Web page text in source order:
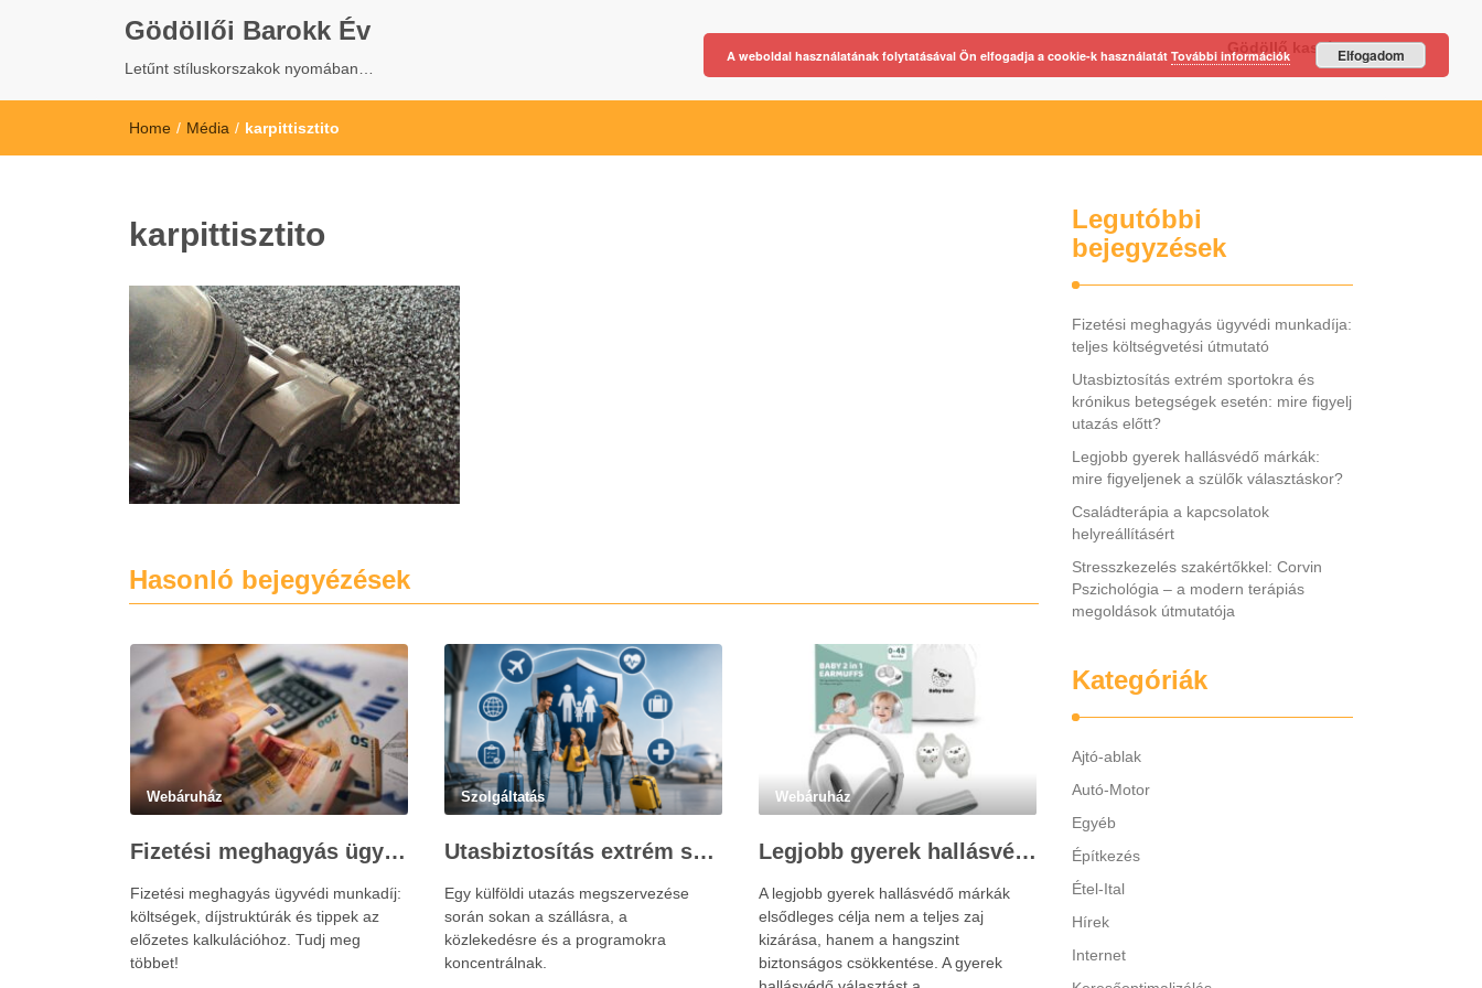
Gödöllői Barokk Év
Letűnt stíluskorszakok nyomában…
Gödöllő kastély
Home / Média / karpittisztito
karpittisztito
Hasonló bejegyézések
Webáruház
Fizetési meghagyás ügyvédi munkadíja: teljes költségvetési útmutató
Fizetési meghagyás ügyvédi munkadíj:
költségek, díjstruktúrák és tippek az
előzetes kalkulációhoz. Tudj meg
többet!
Szolgáltatás
Utasbiztosítás extrém sportokra és krónikus betegségek esetén: mire figyelj utazás előtt?
Egy külföldi utazás megszervezése
során sokan a szállásra, a
közlekedésre és a programokra
koncentrálnak.
Webáruház
Legjobb gyerek hallásvédő márkák: mire figyeljenek a szülők választáskor?
A legjobb gyerek hallásvédő márkák
elsődleges célja nem a teljes zaj
kizárása, hanem a hangszint
biztonságos csökkentése. A gyerek
Legutóbbi
bejegyzések
Fizetési meghagyás ügyvédi munkadíja:
teljes költségvetési útmutató
Utasbiztosítás extrém sportokra és
krónikus betegségek esetén: mire figyelj
utazás előtt?
Legjobb gyerek hallásvédő márkák:
mire figyeljenek a szülők választáskor?
Családterápia a kapcsolatok
helyreállításért
Stresszkezelés szakértőkkel: Corvin
Pszichológia – a modern terápiás
megoldások útmutatója
Kategóriák
Ajtó-ablak
Autó-Motor
Egyéb
Építkezés
Étel-Ital
Hírek
Internet
A weboldal használatának folytatásával Ön elfogadja a cookie-k használatát További információk Elfogadom